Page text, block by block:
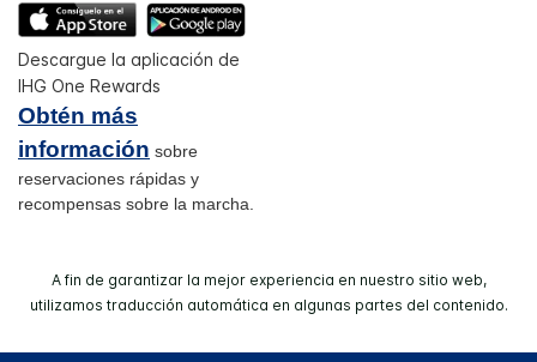
Descargue la aplicación de
IHG One Rewards
Obtén más
información sobre
reservaciones rápidas y
recompensas sobre la marcha.
A fin de garantizar la mejor experiencia en nuestro sitio web,
utilizamos traducción automática en algunas partes del contenido.